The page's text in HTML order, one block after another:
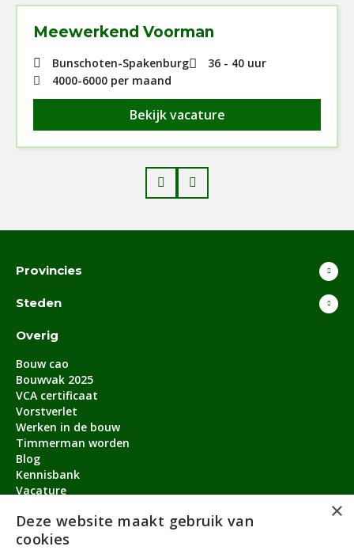
Meewerkend Voorman
Bunschoten-Spakenburg
36 - 40 uur
4000-6000 per maand
Bekijk vacature
Prev
Provincies
Steden
Overig
Bouw cao
Bouwvak 2025
VCA certificaat
Vorstverlet
Werken in de bouw
Timmerman worden
Blog
Kennisbank
Vacature
Contact
×
Deze website maakt gebruik van
cookies